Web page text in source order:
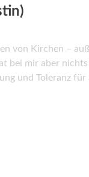
von Kirchen –
bei mir aber
und Toleranz